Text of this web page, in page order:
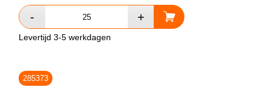
Levertijd 3-5 werkdagen
285373